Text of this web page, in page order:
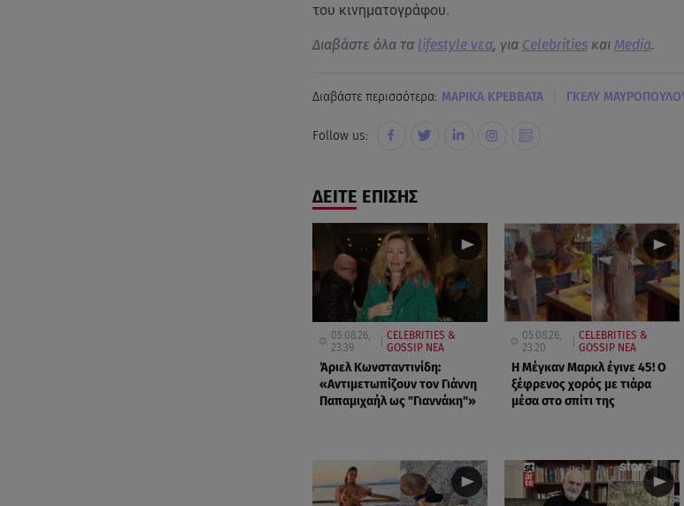
του κινηματογράφου.
Διαβάστε όλα τα lifestyle νεα, για Celebritiesκαι Media.
Διαβάστε περισσότερα: ΜΑΡΙΚΑ ΚΡΕΒΒΑΤΑ ΓΚΕΛΥ
Follow us:
ΔΕΙΤΕ ΕΠΙΣΗΣ
05.08.26,
23:39
CELEBRITIES &
GOSSIP ΝΕΑ
Άριελ Κωνσταντινίδη:
«Αντιμετωπίζουν τον Γιάννη
Παπαμιχαήλ ως "Γιαννάκη"»
05.08.26,
23:20
CELEBRITIES &
GOSSIP ΝΕΑ
Η Μέγκαν Μαρκλ έγινε 45! Ο
ξέφρενος χορός με τιάρα
μέσα στο σπίτι της